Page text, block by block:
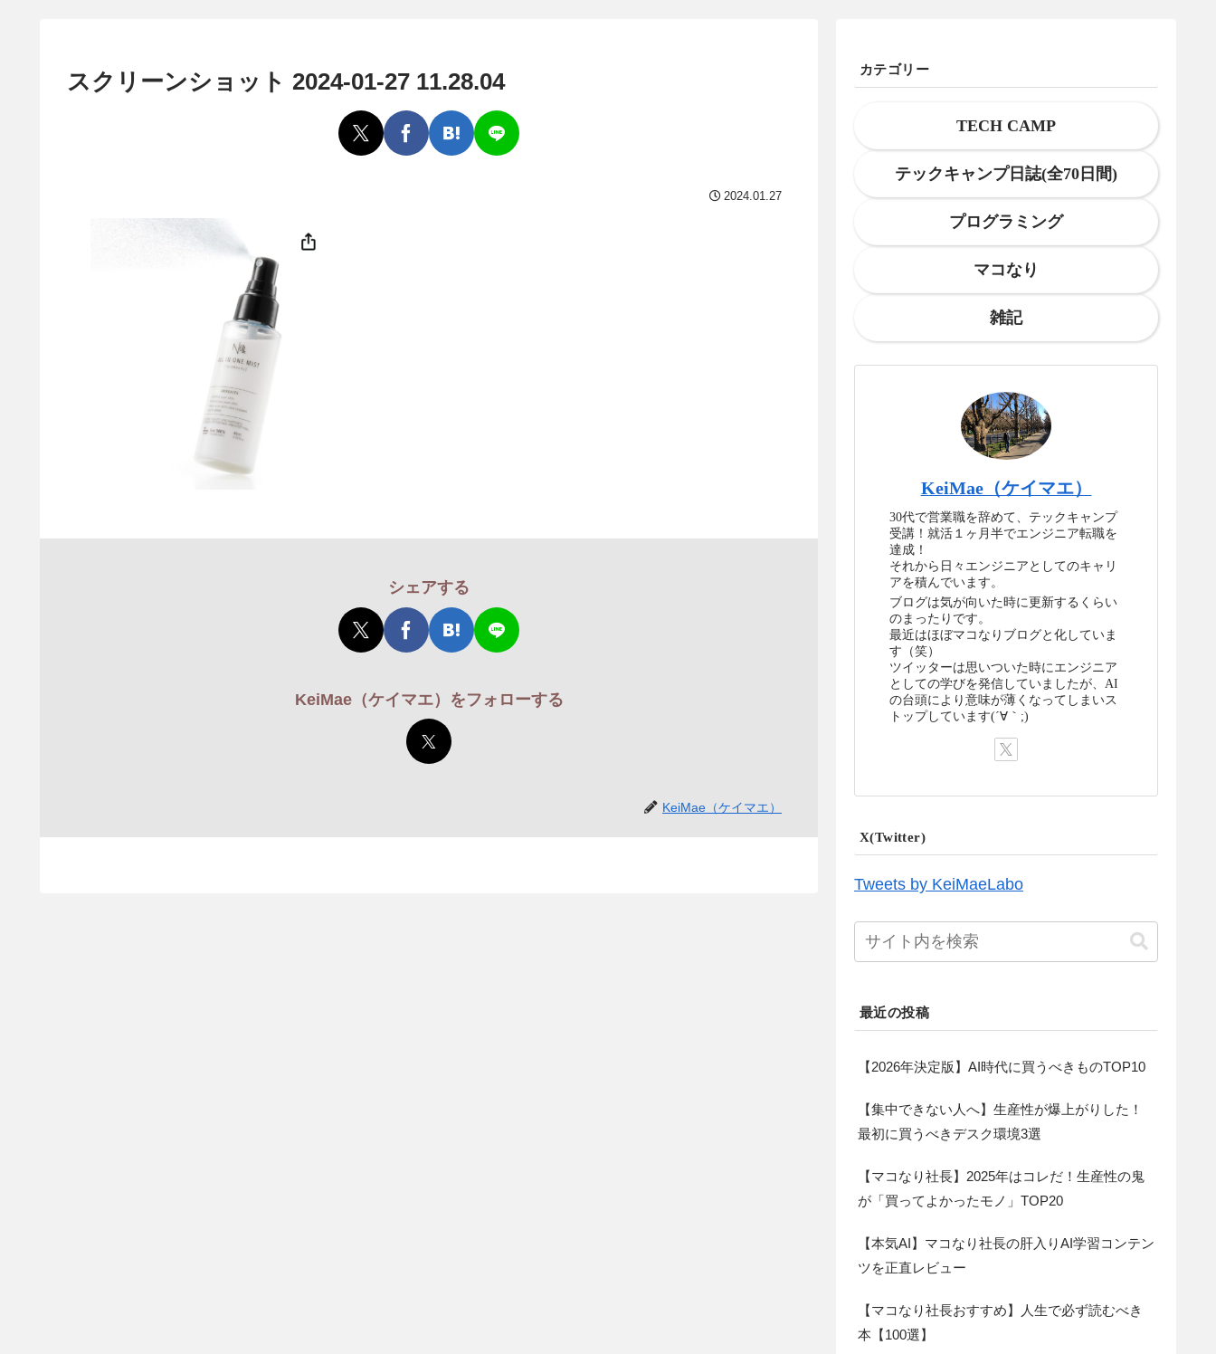
スクリーンショット 2024-01-27 11.28.04
2024.01.27
シェアする
KeiMae（ケイマエ）をフォローする
KeiMae（ケイマエ）
カテゴリー
TECH CAMP
テックキャンプ日誌(全70日間)
プログラミング
マコなり
雑記
KeiMae（ケイマエ）
30代で営業職を辞めて、テックキャンプ
受講！就活１ヶ月半でエンジニア転職を
達成！
それから日々エンジニアとしてのキャリ
アを積んでいます。
ブログは気が向いた時に更新するくらい
のまったりです。
最近はほぼマコなりブログと化していま
す（笑）
ツイッターは思いついた時にエンジニア
としての学びを発信していましたが、AI
の台頭により意味が薄くなってしまいス
トップしています(´∀｀;)
X(Twitter)
Tweets by KeiMaeLabo
最近の投稿
【2026年決定版】AI時代に買うべきものTOP10
【集中できない人へ】生産性が爆上がりした！
最初に買うべきデスク環境3選
【マコなり社長】2025年はコレだ！生産性の鬼
が「買ってよかったモノ」TOP20
【本気AI】マコなり社長の肝入りAI学習コンテン
ツを正直レビュー
【マコなり社長おすすめ】人生で必ず読むべき
本【100選】